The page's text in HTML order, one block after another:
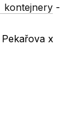
kontejnery -
x